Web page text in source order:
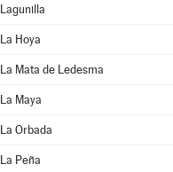
Lagunilla
La Hoya
La Mata de Ledesma
La Maya
La Orbada
La Peña